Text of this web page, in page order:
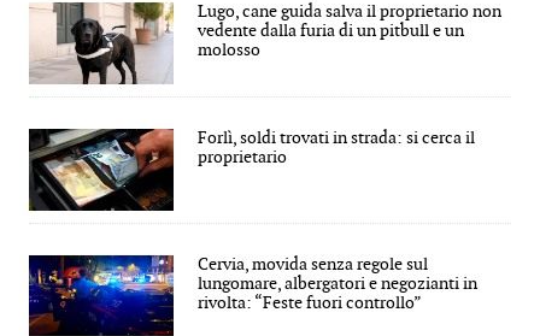
Lugo, cane guida salva il proprietario non
vedente dalla furia di un pitbull e un
molosso
Forlì, soldi trovati in strada: si cerca il
proprietario
Cervia, movida senza regole sul
lungomare, albergatori e negozianti in
rivolta: “Feste fuori controllo”